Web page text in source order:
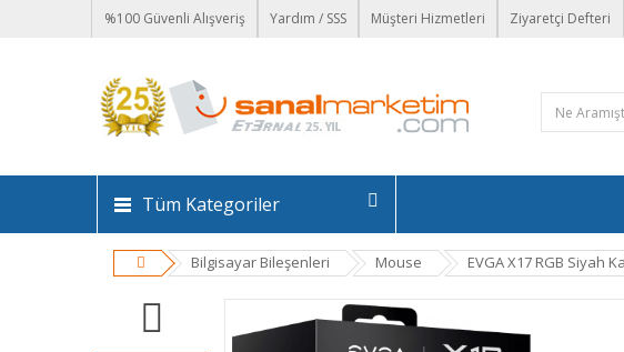
%100 Güvenli Alışveriş Yardım / SSS Müşteri Hizmetleri Ziyaretçi Defteri
Tüm Kategoriler
Bilgisayar Bileşenleri Mouse EVGA X17 RGB Siyah